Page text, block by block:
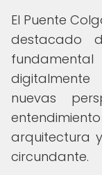
El Puente
destacado
digitalmente
nuevas
arquitectura
circundante.